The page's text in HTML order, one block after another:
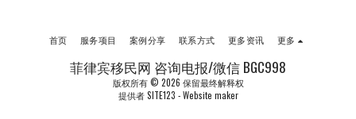
菲律宾移民网 咨询电报/微信 BGC998
版权所有 © 2026 保留最终解释权
提供者SITE123 -Website maker
首页 服务项目 案例分享 联系方式 更多资讯 更多